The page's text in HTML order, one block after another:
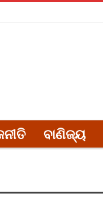
ବାଣିଜ୍ୟ